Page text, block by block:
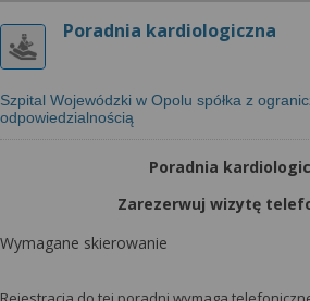
Poradnia kardiologiczna
Szpital Wojewódzki w Opolu spółka z
odpowiedzialnością
Poradnia
Zarezerwuj wizytę
Wymagane skierowanie